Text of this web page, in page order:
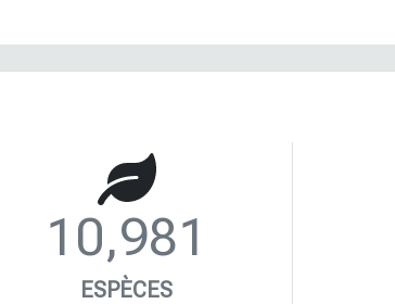
10,981
ESPÈCES